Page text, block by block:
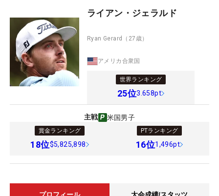
ライアン・ジェラルド
Ryan Gerard （27歳）
アメリカ合衆国
世界ランキング
25位3.658pt
主戦 米国男子
賞金ランキング
18位$5,825,898
PTランキング
16位1,496pt